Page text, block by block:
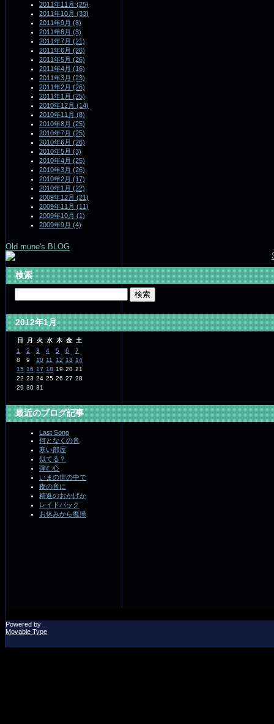
2011年11月 (25)
2011年10月 (33)
2011年9月 (8)
2011年8月 (3)
2011年7月 (21)
2011年6月 (26)
2011年5月 (26)
2011年4月 (16)
2011年3月 (23)
2011年2月 (26)
2011年1月 (25)
2010年12月 (14)
2010年11月 (8)
2010年8月 (25)
2010年7月 (25)
2010年6月 (26)
2010年5月 (3)
2010年4月 (25)
2010年3月 (26)
2010年2月 (17)
2010年1月 (22)
2009年12月 (21)
2009年11月 (11)
2009年10月 (1)
2009年9月 (4)
Old mune's BLOG
検索
2012年1月
日 月 火 水 木 金 土
1
2 3 4 5 6
7
8
9 10 11 12 13 14
15 16 17 18 19 20 21
22 23 24 25 26 27 28
29 30 31
最近のブログ記事
Last Song
何となくの音
寒い部屋
似てる？
弾む心
いまの世の中で
夜の音に
精進のおかげか
レイドバック
お休みから復帰
Powered by
Movable Type